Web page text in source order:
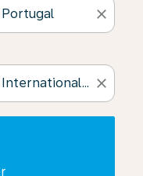
close
close